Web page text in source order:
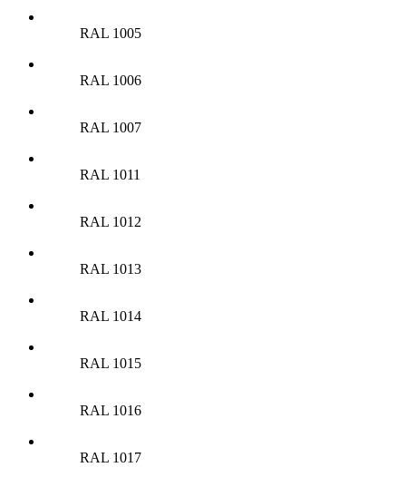
RAL 1005
RAL 1006
RAL 1007
RAL 1011
RAL 1012
RAL 1013
RAL 1014
RAL 1015
RAL 1016
RAL 1017